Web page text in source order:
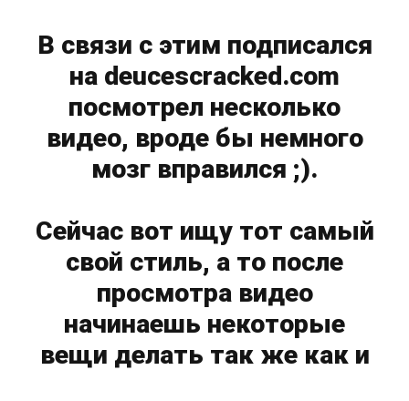
В связи с этим подписался
на deucescracked.com
посмотрел несколько
видео, вроде бы немного
мозг вправился ;).
Сейчас вот ищу тот самый
свой стиль, а то после
просмотра видео
начинаешь некоторые
вещи делать так же как и